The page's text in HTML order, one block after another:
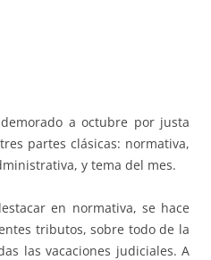
a octubre por justa
partes clásicas: normativa,
y tema del mes.
en normativa, se hace
tributos, sobre todo de la
las vacaciones judiciales. A